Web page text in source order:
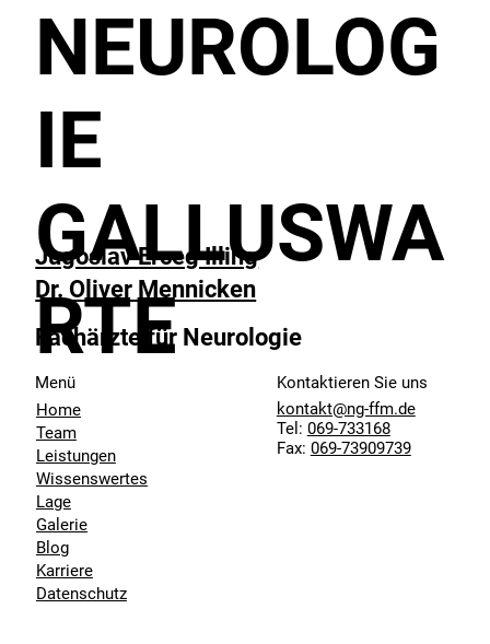
Jugoslav Erceg Illing
Dr. Oliver Mennicken
Fachärzte für Neurologie
Menü
Home
Team
Leistungen
Wissenswertes
Lage
Galerie
Blog
Karriere
Datenschutz
Kontaktieren Sie uns
kontakt@ng-ffm.de
Tel: 069-733168
Fax: 069-73909739
NEUROLOG
IE
GALLUSWA
RTE